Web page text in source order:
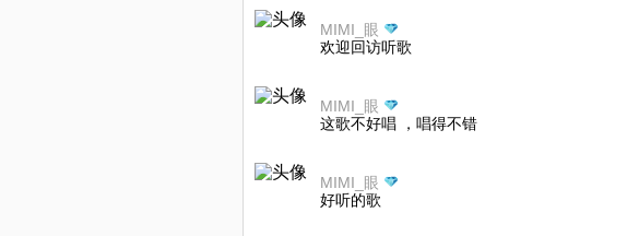
MIMI_眼
欢迎回访听歌
MIMI_眼
这歌不好唱 ，唱得不错
MIMI_眼
好听的歌